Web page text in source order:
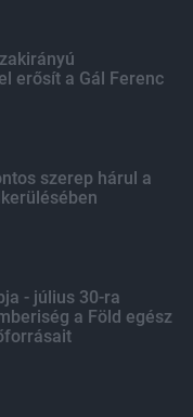
erősít a Gál Ferenc
szerep hárul a
- július 30-ra
a Föld egész